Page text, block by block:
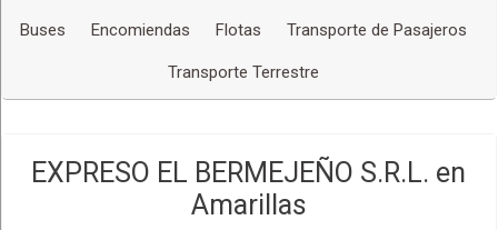
Buses Encomiendas Flotas Transporte de Pasajeros
Transporte Terrestre
EXPRESO EL BERMEJEÑO S.R.L. en
Amarillas